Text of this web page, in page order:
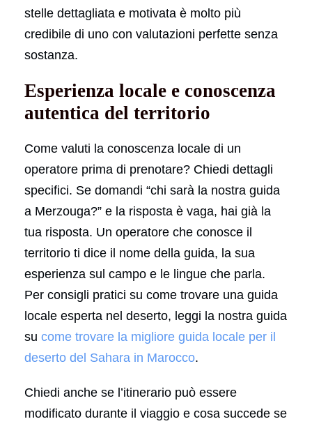
stelle dettagliata e motivata è molto più
credibile di uno con valutazioni perfette senza
sostanza.
Esperienza locale e conoscenza
autentica del territorio
Come valuti la conoscenza locale di un
operatore prima di prenotare? Chiedi dettagli
specifici. Se domandi “chi sarà la nostra guida
a Merzouga?” e la risposta è vaga, hai già la
tua risposta. Un operatore che conosce il
territorio ti dice il nome della guida, la sua
esperienza sul campo e le lingue che parla.
Per consigli pratici su come trovare una guida
locale esperta nel deserto, leggi la nostra guida
su come trovare la migliore guida locale per il
deserto del Sahara in Marocco.
Chiedi anche se l’itinerario può essere
modificato durante il viaggio e cosa succede se